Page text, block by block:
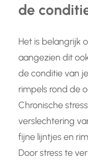
de
Het is belangrijk
aangezien dit
de conditie van
rimpels rond de
Chronische
verslechtering
fijne lijntjes en
Door stress te